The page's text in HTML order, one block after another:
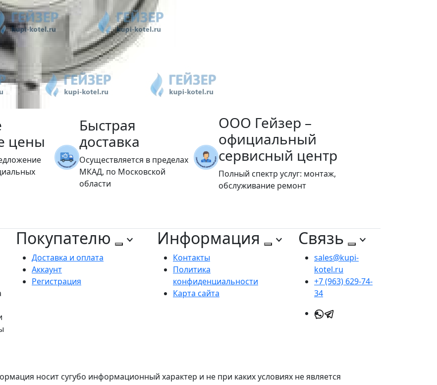
цены
Быстрая
доставка
Осуществляется в пределах
МКАД, по Московской
области
ООО Гейзер –
официальный
сервисный центр
Полный спектр услуг: монтаж,
обслуживание ремонт
Покупателю
Доставка и оплата
Аккаунт
Регистрация
Информация
Контакты
Политика
конфиденциальности
Карта сайта
Связь
sales@kupi-
kotel.ru
+7 (963) 629-74-
34
носит сугубо информационный характер и не при каких условиях не является